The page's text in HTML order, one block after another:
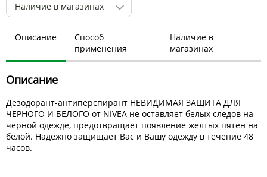
Наличие в магазинах
Описание
Способ
применения
Наличие в
магазинах
Описание
Дезодорант-антиперспирант НЕВИДИМАЯ ЗАЩИТА ДЛЯ
ЧЕРНОГО И БЕЛОГО от NIVEA не оставляет белых следов на
черной одежде, предотвращает появление желтых пятен на
белой. Надежно защищает Вас и Вашу одежду в течение 48
часов.